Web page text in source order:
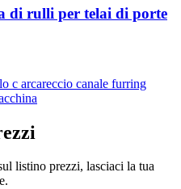
di rulli per telai di porte
c arcareccio canale furring
listino prezzi, lasciaci la tua